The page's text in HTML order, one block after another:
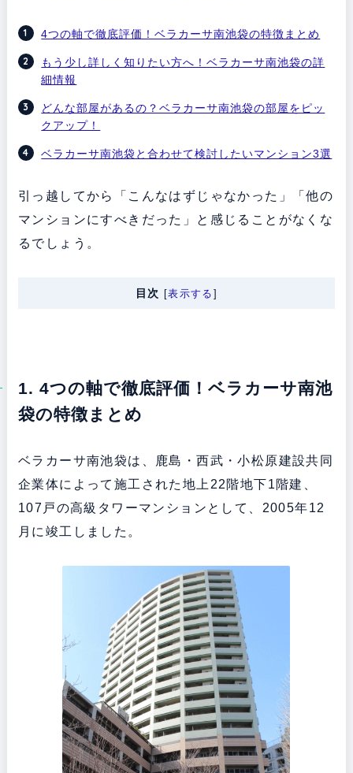
4つの軸で徹底評価！ベラカーサ南池袋の特徴まとめ
もう少し詳しく知りたい方へ！ベラカーサ南池袋の詳
細情報
どんな部屋があるの？ベラカーサ南池袋の部屋をピッ
クアップ！
ベラカーサ南池袋と合わせて検討したいマンション3選
引っ越してから「こんなはずじゃなかった」「他の
マンションにすべきだった」と感じることがなくな
るでしょう。
目次 [表示する ]
1. 4つの軸で徹底評価！ベラカーサ南池
袋の特徴まとめ
ベラカーサ南池袋は、鹿島・西武・小松原建設共同
企業体によって施工された地上22階地下1階建、
107戸の高級タワーマンションとして、2005年12
月に竣工しました。